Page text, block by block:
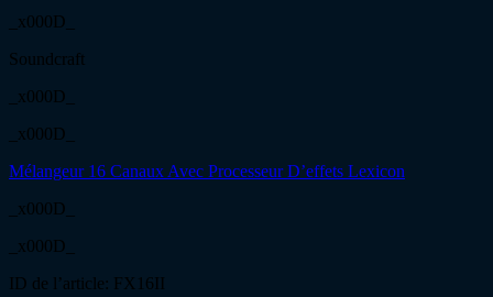
_x000D_
Soundcraft
_x000D_
_x000D_
Mélangeur 16 Canaux Avec Processeur D’effets Lexicon
_x000D_
_x000D_
ID de l’article: FX16II